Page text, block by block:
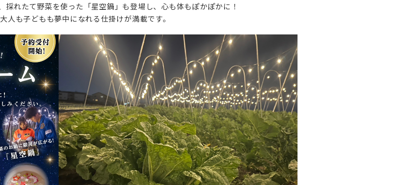
れたて野菜を使った「星空鍋」も登場し、心も体もぽかぽかに！
人も子どもも夢中になれる仕掛けが満載です。